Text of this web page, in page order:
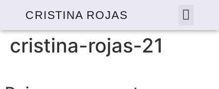
CRISTINA ROJAS
cristina-rojas-21